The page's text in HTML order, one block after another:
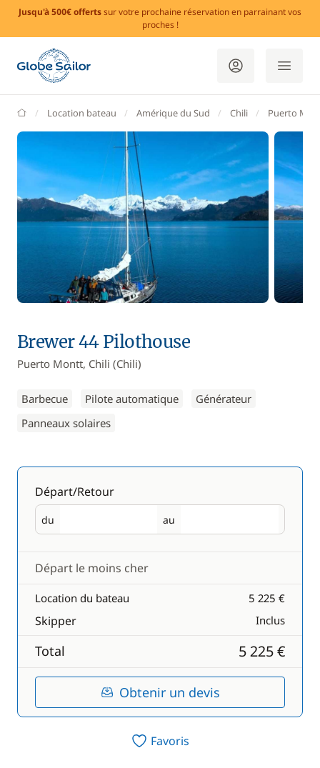
Jusqu'à 500€ offertssur votre prochaine réservation en parrainant vos
proches !
GlobeSailor
Location bateau Amérique du Sud Chili Puerto
Brewer 44 Pilothouse
Puerto Montt, Chili (Chili)
Barbecue Pilote automatique
Générateur
Panneaux solaires
Départ/Retour
du
Départ au
Retour
Départ le moins cher
Location du bateau 5 225 €
Skipper Inclus
Total 5 225 €
Obtenir un devis
Favoris